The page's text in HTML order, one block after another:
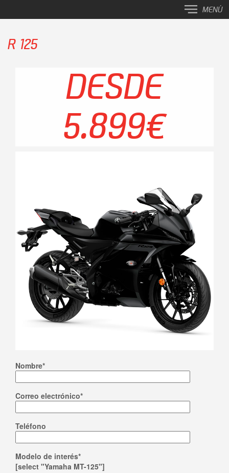
MENÚ
R 125
DESDE
5.899€
Nombre*
Correo electrónico*
Teléfono
Modelo de interés*
[select "Yamaha MT-125"]